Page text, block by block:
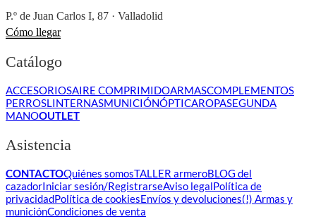
P.º de Juan Carlos I, 87 · Valladolid
Cómo llegar
Catálogo
ACCESORIOSAIRE COMPRIMIDOARMASCOMPLEMENTOS
PERROSLINTERNASMUNICIÓNÓPTICAROPASEGUNDA
MANOOUTLET
Asistencia
CONTACTOQuiénes somosTALLER armeroBLOG del
cazadorIniciar sesión/RegistrarseAviso legalPolítica de
privacidadPolítica de cookiesEnvíos y devoluciones(!) Armas y
municiónCondiciones de venta